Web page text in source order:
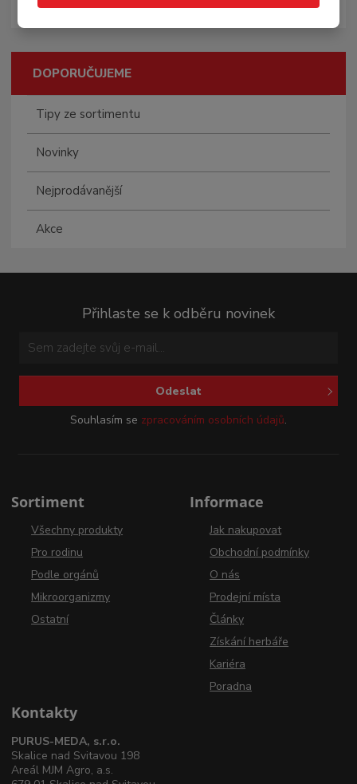
Ostatní
DOPORUČUJEME
Tipy ze sortimentu
Novinky
Nejprodávanější
Akce
Přihlaste se k odběru novinek
Odeslat
Souhlasím se zpracováním osobních údajů.
Sortiment
Všechny produkty
Pro rodinu
Podle orgánů
Mikroorganizmy
Ostatní
Informace
Jak nakupovat
Obchodní podmínky
O nás
Prodejní místa
Články
Získání herbáře
Kariéra
Poradna
Kontakty
PURUS-MEDA, s.r.o.
Skalice nad Svitavou 198
Areál MJM Agro, a.s.